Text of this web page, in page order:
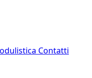
Contatti